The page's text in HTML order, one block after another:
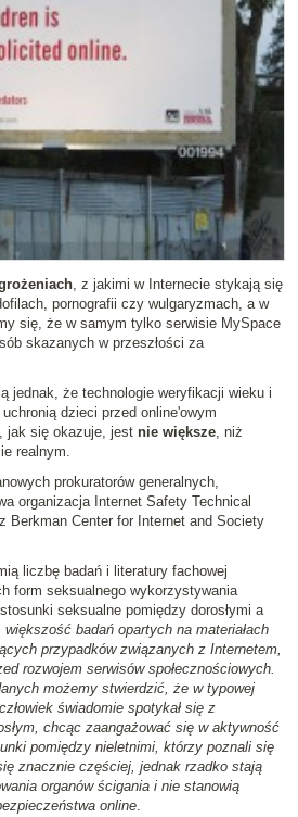
, z jakimi w Internecie stykają się
pornografii czy wulgaryzmach, a w
się, że w samym tylko serwisie MySpace
skazanych w przeszłości za
jednak, że technologie weryfikacji wieku i
dzieci przed online'owym
jak się okazuje, jest nie większe , niż
realnym.
prokuratorów generalnych,
organizacja Internet Safety Technical
Berkman Center for Internet and Society
liczbę badań i literatury fachowej
form seksualnego wykorzystywania
seksualne pomiędzy dorosłymi a
większość badań opartych na materiałach
przypadków związanych z Internetem,
rozwojem serwisów społecznościowych.
możemy stwierdzić, że w typowej
świadomie spotykał się z
chcąc zaangażować się w aktywność
pomiędzy nieletnimi, którzy poznali się
znacznie częściej, jednak rzadko stają
organów ścigania i nie stanowią
online